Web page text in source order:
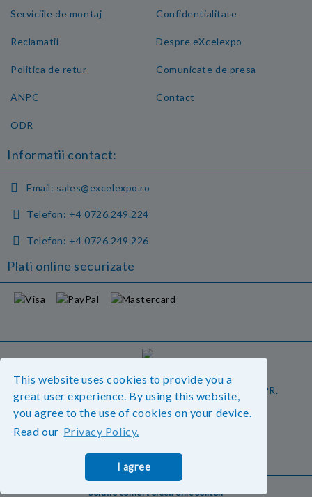
This website uses cookies to provide you a
great user experience. By using this website,
you agree to the use of cookies on your device.
Read our Privacy Policy.
I agree
Serviciile de montaj Confidentialitate
Reclamatii
Politica de retur
ANPC
ODR
Despre eXcelexpo
Comunicate de presa
Contact
Informatii contact:
Email: sales@excelexpo.ro
Telefon: +4 0726.249.224
Telefon: +4 0726.249.226
Plati online securizate
Magazinul nostru respecta 100% prevederile GDPR.
Vedeti detalii.
Solutie comert electronic Seliton